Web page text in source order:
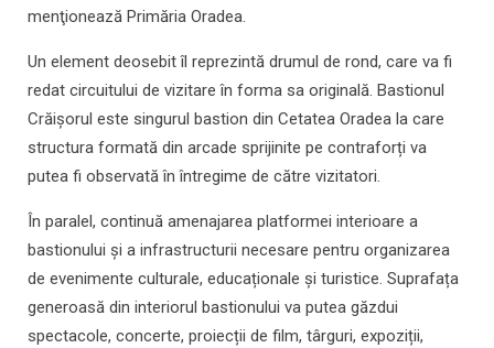
menţionează Primăria Oradea.
Un element deosebit îl reprezintă drumul de rond, care va fi
redat circuitului de vizitare în forma sa originală. Bastionul
Crăișorul este singurul bastion din Cetatea Oradea la care
structura formată din arcade sprijinite pe contraforți va
putea fi observată în întregime de către vizitatori.
În paralel, continuă amenajarea platformei interioare a
bastionului și a infrastructurii necesare pentru organizarea
de evenimente culturale, educaționale și turistice. Suprafața
generoasă din interiorul bastionului va putea găzdui
spectacole, concerte, proiecții de film, târguri, expoziții,